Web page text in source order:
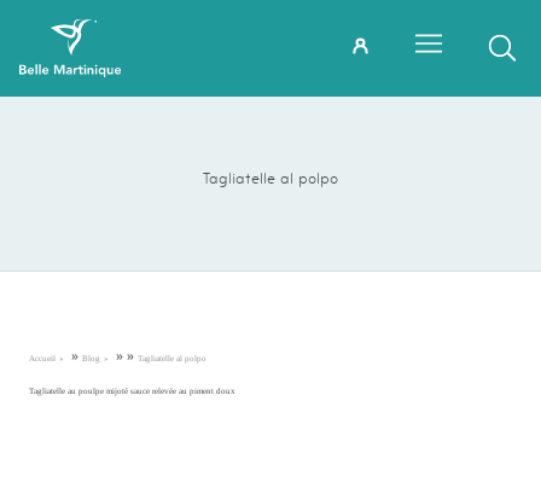
Tagliatelle al polpo
Accueil » Blog » » Tagliatelle al polpo
Tagliatelle au poulpe mijoté sauce relevée au piment doux